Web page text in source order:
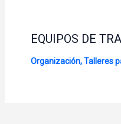
EQUIPOS DE
Organización,Talleres